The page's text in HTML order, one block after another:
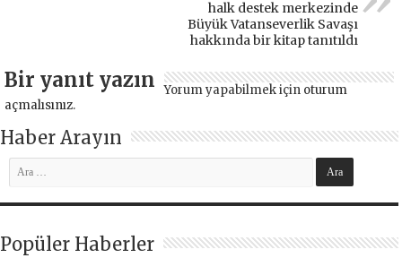
halk destek merkezinde
Büyük Vatanseverlik Savaşı
hakkında bir kitap tanıtıldı
Bir yanıt yazın Yorum yapabilmek için oturum
açmalısınız.
Haber Arayın
Popüler Haberler